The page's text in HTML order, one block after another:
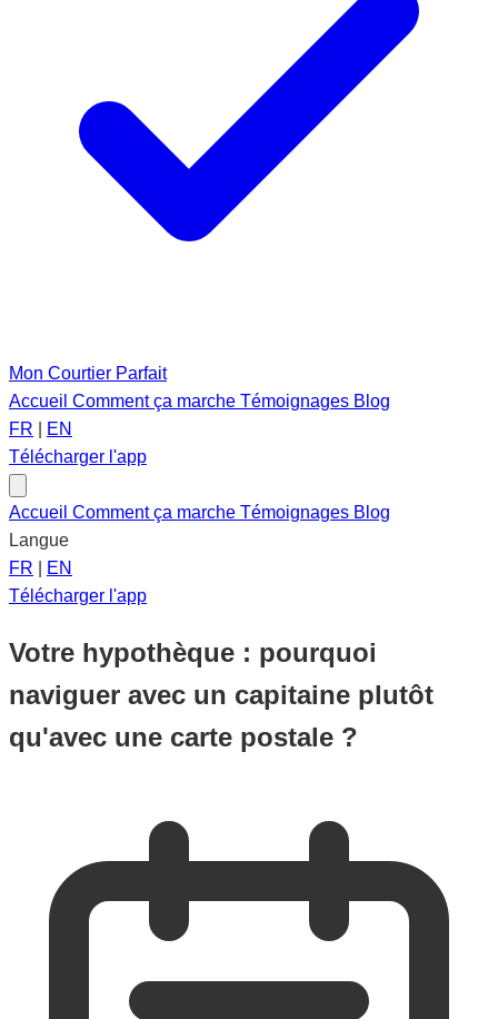
Mon Courtier Parfait
Accueil Comment ça marche Témoignages Blog
FR
EN
Télécharger l'app
Accueil Comment ça marche Témoignages Blog
Langue
FR
EN
Télécharger l'app
Votre hypothèque : pourquoi
naviguer avec un capitaine plutôt
qu'avec une carte postale ?